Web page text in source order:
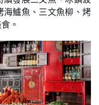
海鱸魚、三文魚柳、烤
。